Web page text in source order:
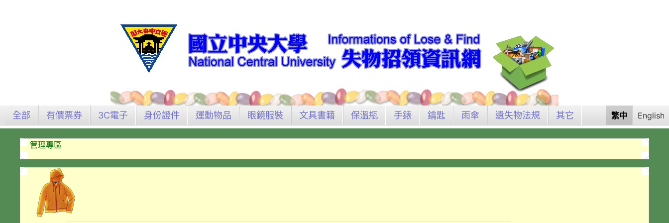
全部 有價票券 3C電子 身份證件 運動物品 眼鏡服裝 文具書籍 保溫瓶 手錶 鑰匙 雨傘 遺失物法規 其它 繁中 English
管理專區